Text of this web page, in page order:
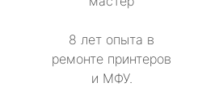
8 лет опыта в
ремонте принтеров
и МФУ.